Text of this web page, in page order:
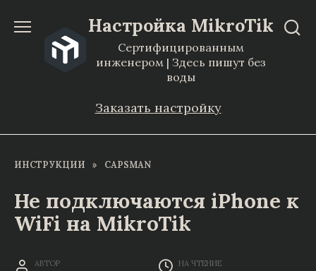
содержанию
Настройка MikroTik
Сертифицированным
инженером | Здесь пишут без
воды
Заказать настройку
ИНСТРУКЦИИ » CAPSMAN
Не подключаются iPhone к
WiFi на MikroTik
АВТОР НА ЧТЕНИЕ